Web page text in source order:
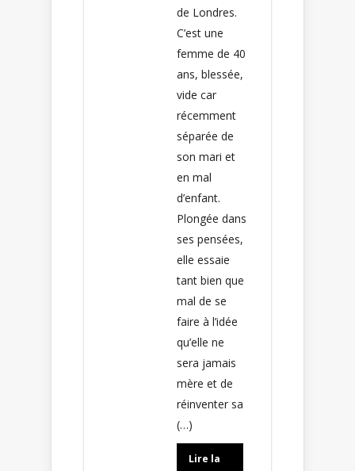
de Londres.
C’est une
femme de 40
ans, blessée,
vide car
récemment
séparée de
son mari et
en mal
d’enfant.
Plongée dans
ses pensées,
elle essaie
tant bien que
mal de se
faire à l’idée
qu’elle ne
sera jamais
mère et de
réinventer sa
(…)
Lire la